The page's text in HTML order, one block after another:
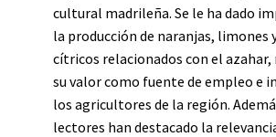
cultural madrileña. Se le ha dado
la producción de naranjas, limones
cítricos relacionados con el
su valor como fuente de empleo e
los agricultores de la región.
lectores han destacado la